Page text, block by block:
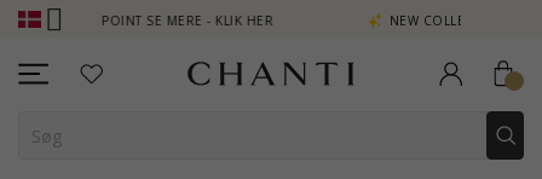
POINT SE MERE - KLIK HER NEW COLLECTION | AURA